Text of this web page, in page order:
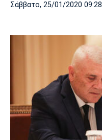
Σάββατο, 25/01/2020 09:28